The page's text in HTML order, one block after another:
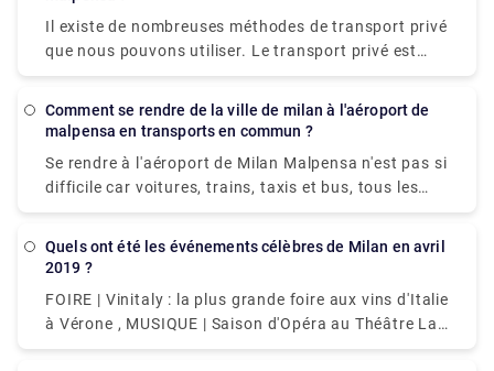
Il existe de nombreuses méthodes de transport privé
que nous pouvons utiliser. Le transport privé est
facile à utiliser et même confortable et pratique. Se
difficile car voiture, trains, taxis et bus, tous les
navette gratuit pour relier le Terminal 1 au Terminal
2 et vice-versa, est offert par l'aéroport de Milan
toutes les 20 minutes de 5h00 à 00h00. Bien que le
moyen le plus convaincant d'accéder à l'aéroport
soit de prendre le train express de l'aéroport. La
principale plaque tournante du transport aérien à
Comment se rendre de la ville de milan à l'aéroport de
malpensa en transports en commun ?
Se rendre à l'aéroport de Milan Malpensa n'est pas si
difficile car voitures, trains, taxis et bus, tous les
moyens de transport sont disponibles. Un service de
2 et vice-versa, est offert par l'aéroport de Milan
toutes les 20 minutes de 5h00 à 00h00. Bien que le
moyen le plus convaincant d'accéder à l'aéroport
Quels ont été les événements célèbres de Milan en avril
2019 ?
FOIRE | Vinitaly : la plus grande foire aux vins d'Italie
à Vérone , MUSIQUE | Saison d'Opéra au Théâtre La
Fenice de Venise, SPORT | Matchs de Ligue Serie A,